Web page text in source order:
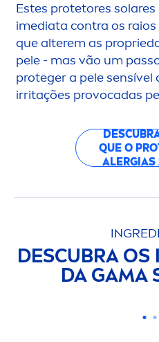
Estes protetores
imediata contra os raios
que alterem as
pele - mas vão um
proteger a pele sensível
irritações provocadas
QUE O
ALERGIAS
DESCUBRA OS
DA GAMA